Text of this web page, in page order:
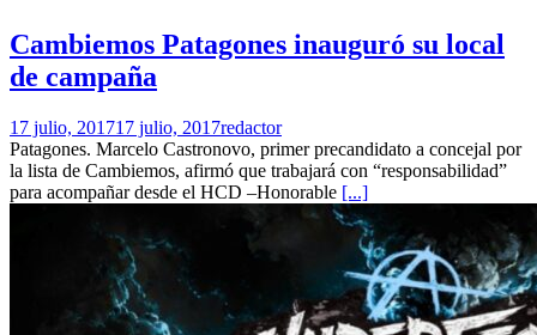
Cambiemos Patagones inauguró su local
de campaña
17 julio, 201717 julio, 2017redactor
Patagones. Marcelo Castronovo, primer precandidato a concejal por
la lista de Cambiemos, afirmó que trabajará con “responsabilidad”
para acompañar desde el HCD –Honorable [...]